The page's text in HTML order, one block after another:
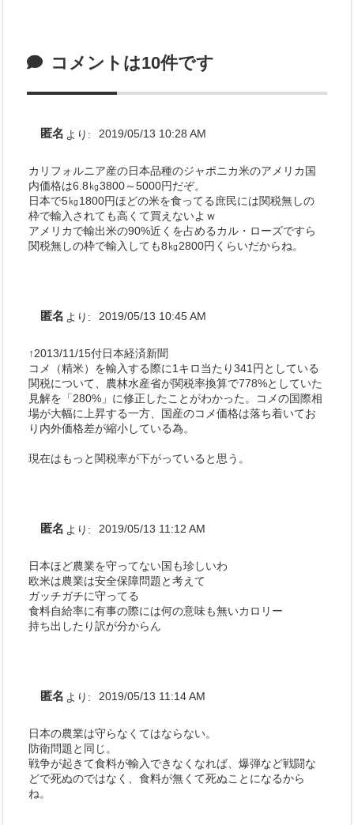
コメントは10件です
匿名 より: 2019/05/13 10:28 AM
カリフォルニア産の日本品種のジャポニカ米のアメリカ国
内価格は6.8㎏3800～5000円だぞ。
日本で5㎏1800円ほどの米を食ってる庶民には関税無しの
枠で輸入されても高くて買えないよｗ
アメリカで輸出米の90%近くを占めるカル・ローズですら
関税無しの枠で輸入しても8㎏2800円くらいだからね。
匿名 より: 2019/05/13 10:45 AM
↑2013/11/15付日本経済新聞
コメ（精米）を輸入する際に1キロ当たり341円としている
関税について、農林水産省が関税率換算で778%としていた
見解を「280%」に修正したことがわかった。コメの国際相
場が大幅に上昇する一方、国産のコメ価格は落ち着いてお
り内外価格差が縮小している為。
現在はもっと関税率が下がっていると思う。
匿名 より: 2019/05/13 11:12 AM
日本ほど農業を守ってない国も珍しいわ
欧米は農業は安全保障問題と考えて
ガッチガチに守ってる
食料自給率に有事の際には何の意味も無いカロリー
持ち出したり訳が分からん
匿名 より: 2019/05/13 11:14 AM
日本の農業は守らなくてはならない。
防衛問題と同じ。
戦争が起きて食料が輸入できなくなれば、爆弾など戦闘な
どで死ぬのではなく、食料が無くて死ぬことになるから
ね。